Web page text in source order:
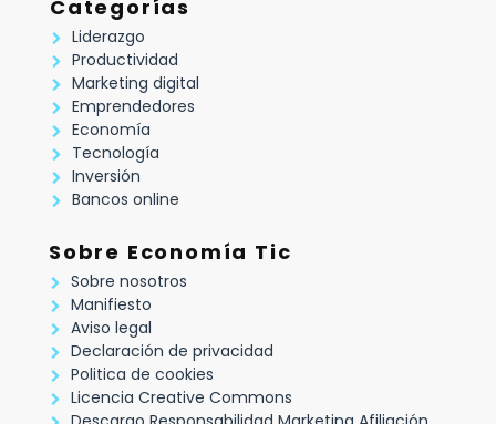
Categorías
Liderazgo
Productividad
Marketing digital
Emprendedores
Economía
Tecnología
Inversión
Bancos online
Sobre Economía Tic
Sobre nosotros
Manifiesto
Aviso legal
Declaración de privacidad
Politica de cookies
Licencia Creative Commons